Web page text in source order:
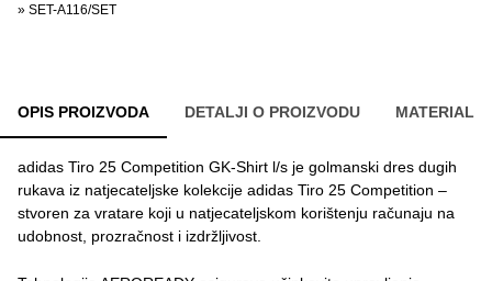
» SET-A116/SET
OPIS PROIZVODA DETALJI O PROIZVODU MATERIAL
adidas Tiro 25 Competition GK-Shirt l/s je golmanski dres dugih
rukava iz natjecateljske kolekcije adidas Tiro 25 Competition –
stvoren za vratare koji u natjecateljskom korištenju računaju na
udobnost, prozračnost i izdržljivost.